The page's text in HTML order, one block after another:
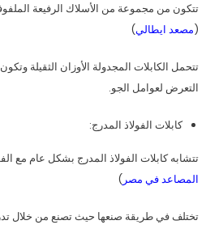
تتكون من مجموعة من الأسلاك الرفيعة
(مصعد ايطالي)
تتحمل الكابلات المجدولة الأوزان الثقيلة
التعرض لعوامل الجو.
كابلات الفولاذ المدرج:
تتشابه كابلات الفولاذ المدرج بشكل عام مع
المصاعد في مصر )
تختلف في طريقة صنعها حيث تصنع من خلال